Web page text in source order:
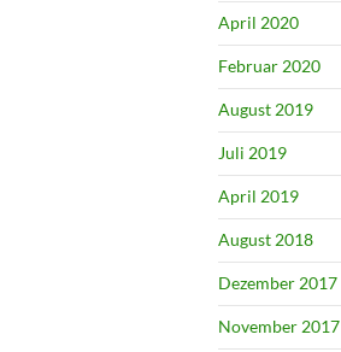
April 2020
Februar 2020
August 2019
Juli 2019
April 2019
August 2018
Dezember 2017
November 2017